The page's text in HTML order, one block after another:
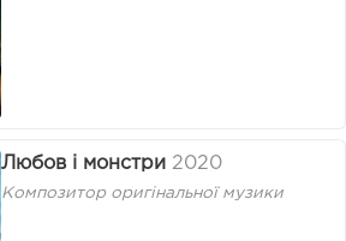
Любов і монстри 2020
Композитор оригінальної музики